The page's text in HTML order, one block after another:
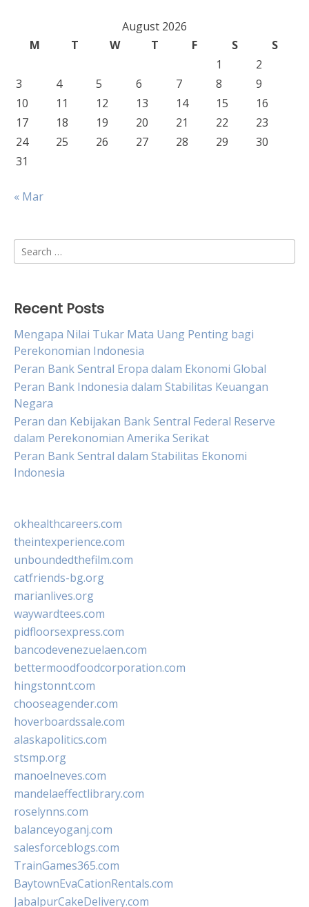
August 2026
M
T W T F S
S
1
2
3
4 5 6 7 8
9
10
11 12 13 14 15
16
17
18 19 20 21 22
23
24
25 26 27 28 29
30
31
« Mar
Search
for:
Recent Posts
Mengapa Nilai Tukar Mata Uang Penting bagi
Perekonomian Indonesia
Peran Bank Sentral Eropa dalam Ekonomi Global
Peran Bank Indonesia dalam Stabilitas Keuangan
Negara
Peran dan Kebijakan Bank Sentral Federal Reserve
dalam Perekonomian Amerika Serikat
Peran Bank Sentral dalam Stabilitas Ekonomi
Indonesia
okhealthcareers.com
theintexperience.com
unboundedthefilm.com
catfriends-bg.org
marianlives.org
waywardtees.com
pidfloorsexpress.com
bancodevenezuelaen.com
bettermoodfoodcorporation.com
hingstonnt.com
chooseagender.com
hoverboardssale.com
alaskapolitics.com
stsmp.org
manoelneves.com
mandelaeffectlibrary.com
roselynns.com
balanceyoganj.com
salesforceblogs.com
TrainGames365.com
BaytownEvaCationRentals.com
JabalpurCakeDelivery.com